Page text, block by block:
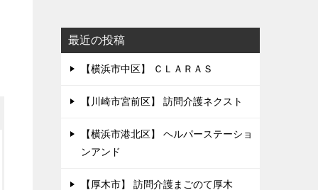
最近の投稿
【横浜市中区】 ＣＬＡＲＡＳ
【川崎市宮前区】 訪問介護ネクスト
【横浜市港北区】 ヘルパーステーショ
ンアンド
【厚木市】 訪問介護まごのて厚木